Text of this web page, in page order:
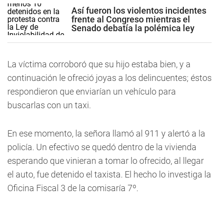
Así fueron los violentos incidentes
frente al Congreso mientras el
Senado debatía la polémica ley
La víctima corroboró que su hijo estaba bien, y a
continuación le ofreció joyas a los delincuentes; éstos
respondieron que enviarían un vehículo para
buscarlas con un taxi.
En ese momento, la señora llamó al 911 y alertó a la
policía. Un efectivo se quedó dentro de la vivienda
esperando que vinieran a tomar lo ofrecido, al llegar
el auto, fue detenido el taxista. El hecho lo investiga la
Oficina Fiscal 3 de la comisaría 7º.